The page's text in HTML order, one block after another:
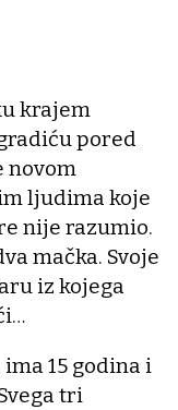
krajem
pored
novom
ljudima koje
nije razumio.
mačka. Svoje
iz kojega
15 godina i
tri